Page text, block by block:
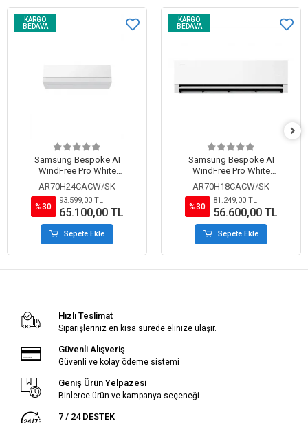
KARGO
BEDAVA
Samsung Bespoke AI
WindFree Pro White
AR70H24CACW/SK 24000 BTU
A++ Wi-Fi İnverter Duvar Tipi
Klima (R32)
AR70H24CACW/SK
%30
93.599,00 TL
65.100,00 TL
Sepete Ekle
KARGO
BEDAVA
Samsung Bespoke AI
WindFree Pro White
AR70H18CACW/SK 18000 BTU
A++ Wi-Fi İnverter Duvar Tipi
Klima (R32)
AR70H18CACW/SK
%30
81.249,00 TL
56.600,00 TL
Sepete Ekle
Hızlı Teslimat
Siparişleriniz en kısa sürede elinize ulaşır.
Güvenli Alışveriş
Güvenli ve kolay ödeme sistemi
Geniş Ürün Yelpazesi
Binlerce ürün ve kampanya seçeneği
7 / 24 DESTEK